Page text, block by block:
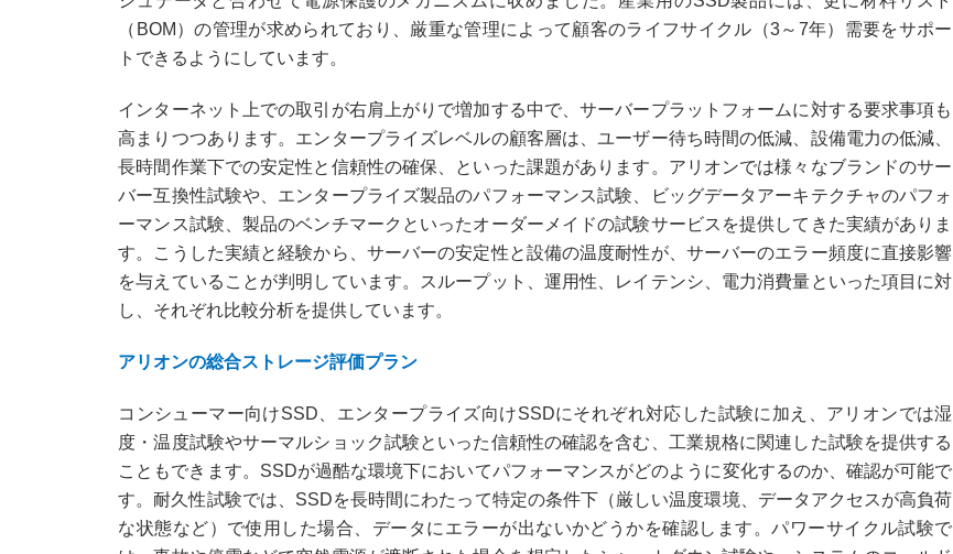
（BOM）の管理が求められており、厳重な管理によって顧客のライフサイクル（3～7年）需要をサポー
トできるようにしています。
インターネット上での取引が右肩上がりで増加する中で、サーバープラットフォームに対する要求事項も
高まりつつあります。エンタープライズレベルの顧客層は、ユーザー待ち時間の低減、設備電力の低減、
長時間作業下での安定性と信頼性の確保、といった課題があります。アリオンでは様々なブランドのサー
バー互換性試験や、エンタープライズ製品のパフォーマンス試験、ビッグデータアーキテクチャのパフォ
ーマンス試験、製品のベンチマークといったオーダーメイドの試験サービスを提供してきた実績がありま
す。こうした実績と経験から、サーバーの安定性と設備の温度耐性が、サーバーのエラー頻度に直接影響
を与えていることが判明しています。スループット、運用性、レイテンシ、電力消費量といった項目に対
し、それぞれ比較分析を提供しています。
アリオンの総合ストレージ評価プラン
コンシューマー向けSSD、エンタープライズ向けSSDにそれぞれ対応した試験に加え、アリオンでは湿
度・温度試験やサーマルショック試験といった信頼性の確認を含む、工業規格に関連した試験を提供する
こともできます。SSDが過酷な環境下においてパフォーマンスがどのように変化するのか、確認が可能で
す。耐久性試験では、SSDを長時間にわたって特定の条件下（厳しい温度環境、データアクセスが高負荷
な状態など）で使用した場合、データにエラーが出ないかどうかを確認します。パワーサイクル試験で